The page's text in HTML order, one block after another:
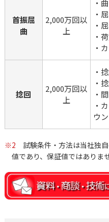
首振屈
曲
2,000万回以
上
・
・
・
・
・
捻回
2,000万回以
上
・
・
・
・
ウ
※2 試験条件・方法は当社独
値であり、保証値ではありませ